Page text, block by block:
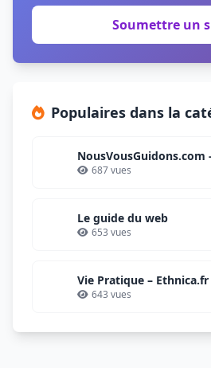
Soumettre un
Populaires dans la
687 vues
Le guide du web
653 vues
Vie Pratique – Ethnica.fr
643 vues